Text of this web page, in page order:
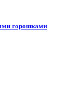
горошками